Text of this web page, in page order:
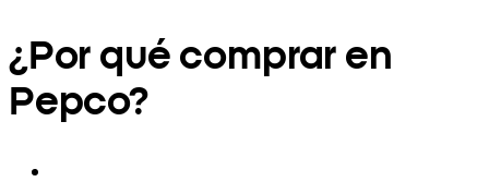
¿Por qué comprar en
Pepco?